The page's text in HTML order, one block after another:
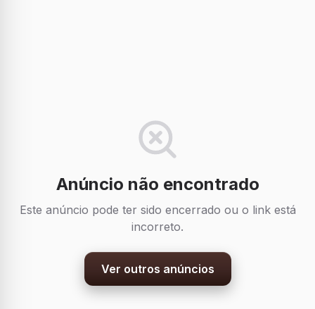
Anúncio não encontrado
Este anúncio pode ter sido encerrado ou o link está
incorreto.
Ver outros anúncios